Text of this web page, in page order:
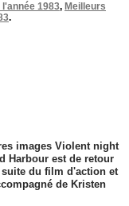
1983, Meilleurs
.
images Violent night
Harbour est de retour
du film d'action et
de Kristen